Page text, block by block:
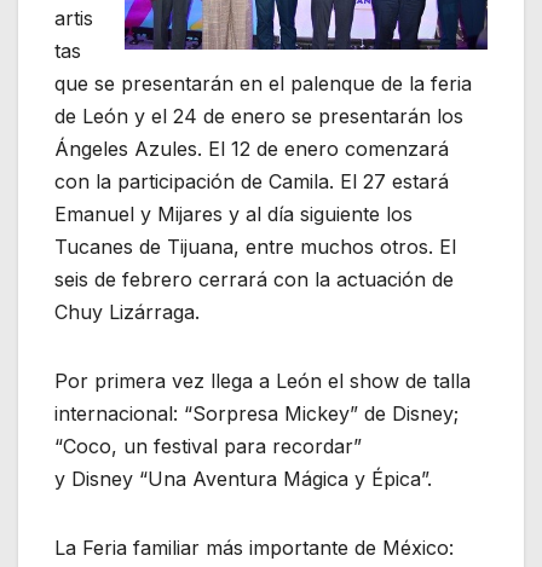
artis
tas
que se presentarán en el palenque de la feria
de León y el 24 de enero se presentarán los
Ángeles Azules. El 12 de enero comenzará
con la participación de Camila. El 27 estará
Emanuel y Mijares y al día siguiente los
Tucanes de Tijuana, entre muchos otros. El
seis de febrero cerrará con la actuación de
Chuy Lizárraga.
Por primera vez llega a León el show de talla
internacional: “Sorpresa Mickey” de Disney;
“Coco, un festival para recordar”
y Disney “Una Aventura Mágica y Épica”.
La Feria familiar más importante de México: